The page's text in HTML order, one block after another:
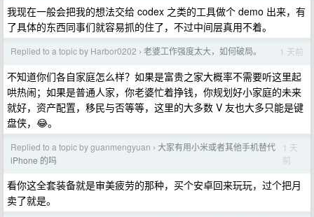
我现在一般会把我的想法交给 codex 之类的工具做个 demo 出来，有
了具体的东西同事们就容易抓的住了，不过中间层真用不着。
Replied to a topic by Harbor0202 › 老婆工作强度太大，如何破局。 1 天前
不知道你们各自家庭怎么样？如果是富贵之家大概率不需要听这里起
哄热闹；如果是普通人家，你老婆忙着挣钱，你规划好小家庭的未来
就好，资产配置，移民与否等等，这里的大多数 V 友也大多只能是键
盘侠，😂。
Replied to a topic by guanmengyuan › 大家有用小米或者其他手机替代
iPhone 的吗
1 天
前
看你这全套装备就是审美疲劳的那种，买个安卓回来玩玩，过个把月
卖了就是。